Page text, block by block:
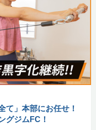
て」本部にお任せ！
グジムFC！